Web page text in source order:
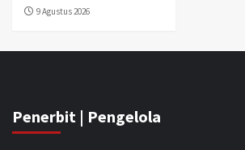
9 Agustus 2026
Penerbit | Pengelola